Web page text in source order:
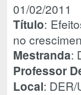
01/02/2011
Título:
no
Mestranda:
Professor
Local: